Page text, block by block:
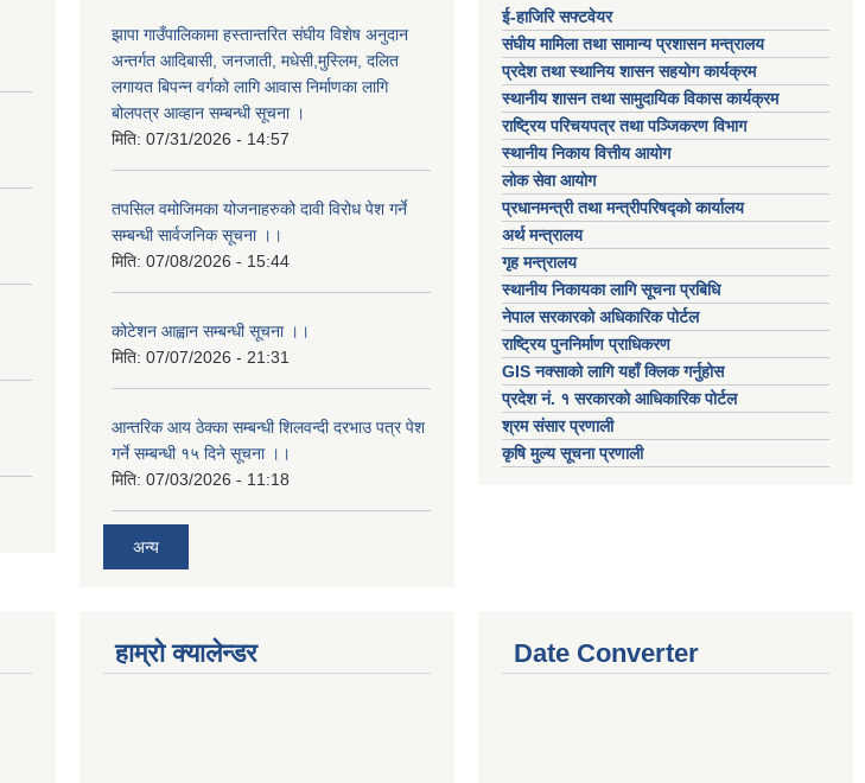
झापा गाउँपालिकामा हस्तान्तरित संघीय विशेष अनुदान
अन्तर्गत आदिबासी, जनजाती, मधेसी,मुस्लिम, दलित
लगायत बिपन्न वर्गको लागि आवास निर्माणका लागि
बोलपत्र आव्हान सम्बन्धी सूचना ।
मिति: 07/31/2026 - 14:57
तपसिल वमोजिमका योजनाहरुको दावी विरोध पेश गर्ने
सम्बन्धी सार्वजनिक सूचना ।।
मिति: 07/08/2026 - 15:44
कोटेशन आह्वान सम्बन्धी सूचना ।।
मिति: 07/07/2026 - 21:31
आन्तरिक आय ठेक्का सम्बन्धी शिलवन्दी दरभाउ पत्र पेश
गर्ने सम्बन्धी १५ दिने सूचना ।।
मिति: 07/03/2026 - 11:18
अन्य
ई-हाजिरि सफ्टवेयर
संघीय मामिला तथा सामान्य प्रशासन मन्त्रालय
प्रदेश तथा स्थानिय शासन सहयोग कार्यक्रम
स्थानीय शासन तथा सामुदायिक विकास कार्यक्रम
राष्ट्रिय परिचयपत्र तथा पञ्जिकरण विभाग
स्थानीय निकाय वित्तीय आयोग
लोक सेवा आयोग
प्रधानमन्त्री तथा मन्त्रीपरिषद्को कार्यालय
अर्थ मन्त्रालय
गृह मन्त्रालय
स्थानीय निकायका लागि सूचना प्रबिधि
नेपाल सरकारको अधिकारिक पोर्टल
राष्ट्रिय पुननिर्माण प्राधिकरण
GIS नक्साको लागि यहाँ क्लिक गर्नुहोस
प्रदेश नं. १ सरकारको आधिकारिक पोर्टल
श्रम संसार प्रणाली
कृषि मुल्य सूचना प्रणाली
हाम्रो क्यालेन्डर Date Converter